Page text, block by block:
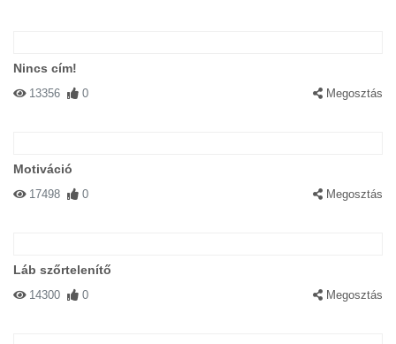
Nincs cím!
13356 0 Megosztás
Motiváció
17498 0 Megosztás
Láb szőrtelenítő
14300 0 Megosztás